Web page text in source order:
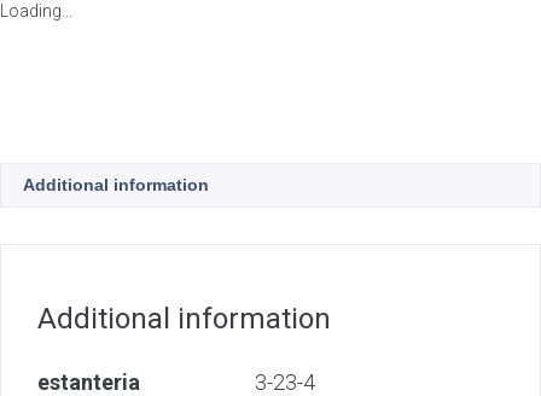
Loading...
Additional information
Additional information
estanteria 3-23-4